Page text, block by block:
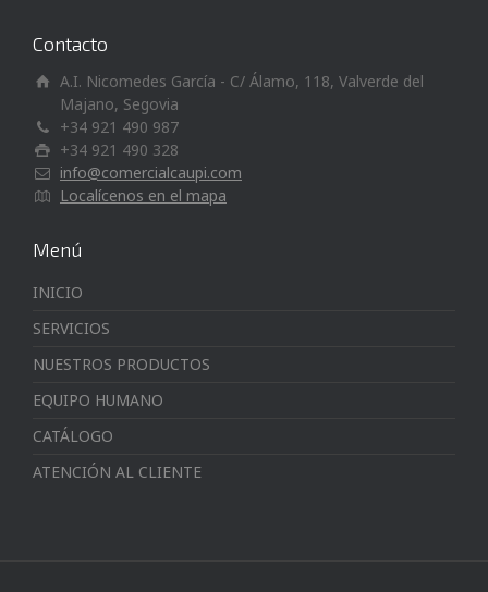
Contacto
A.I. Nicomedes García - C/ Álamo, 118, Valverde del
Majano, Segovia
+34 921 490 987
+34 921 490 328
info@comercialcaupi.com
Localícenos en el mapa
Menú
INICIO
SERVICIOS
NUESTROS PRODUCTOS
EQUIPO HUMANO
CATÁLOGO
ATENCIÓN AL CLIENTE